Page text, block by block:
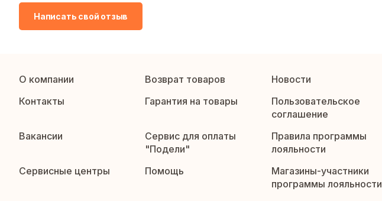
Написать свой отзыв
О компании Возврат товаров
Новости
Контакты
Гарантия на товары
Пользовательское
соглашение
Вакансии
Сервис для оплаты
"Подели"
Правила программы
лояльности
Сервисные центры
Помощь
Магазины-участники
программы лояльности